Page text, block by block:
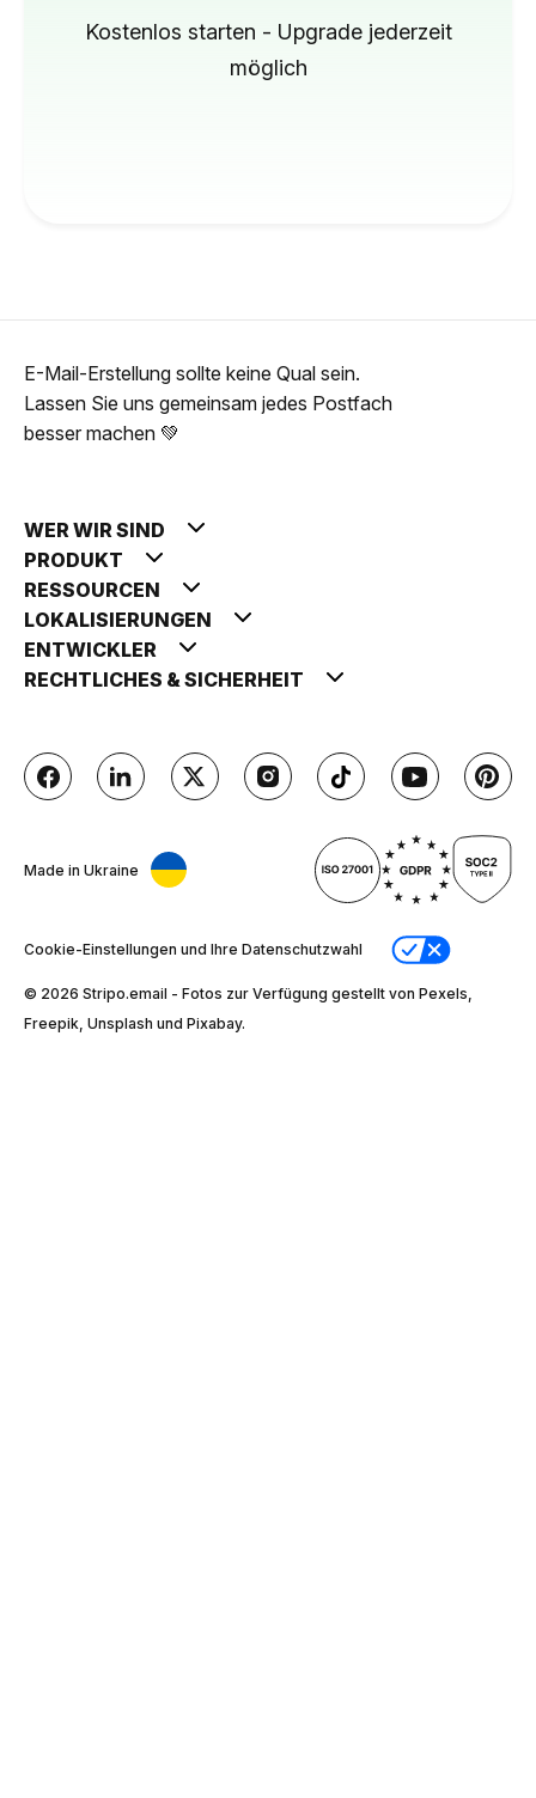
Kostenlos starten - Upgrade jederzeit
möglich
E-Mail-Erstellung sollte keine Qual sein.
Lassen Sie uns gemeinsam jedes Postfach
besser machen 💚
WER WIR SIND
PRODUKT
RESSOURCEN
LOKALISIERUNGEN
ENTWICKLER
RECHTLICHES & SICHERHEIT
Made in Ukraine
Cookie-Einstellungen und Ihre Datenschutzwahl
© 2026 Stripо.email - Fotos zur Verfügung gestellt von Pexels,
Freepik, Unsplash und Pixabay.